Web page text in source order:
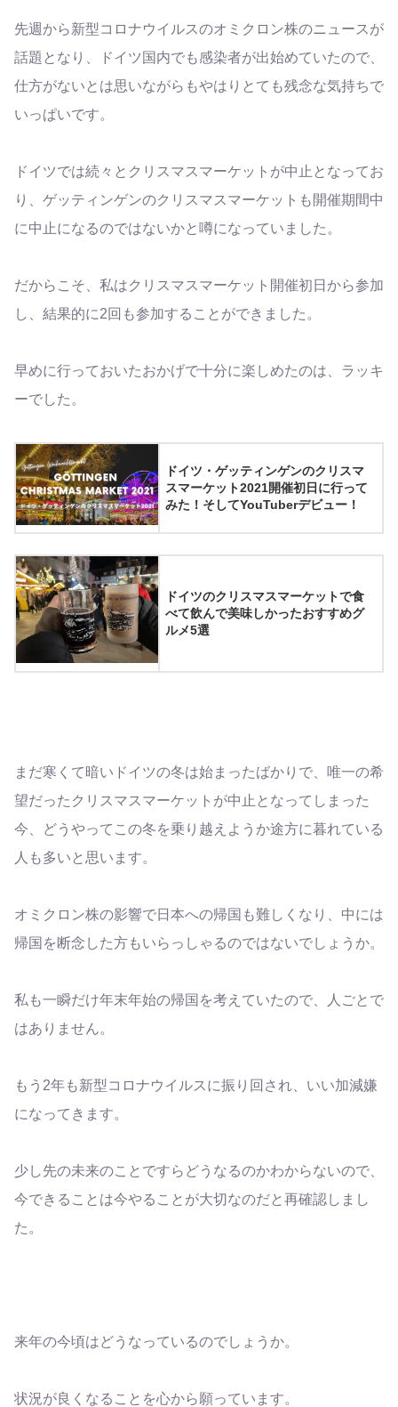
先週から新型コロナウイルスのオミクロン株のニュースが
話題となり、ドイツ国内でも感染者が出始めていたので、
仕方がないとは思いながらもやはりとても残念な気持ちで
いっぱいです。
ドイツでは続々とクリスマスマーケットが中止となってお
り、ゲッティンゲンのクリスマスマーケットも開催期間中
に中止になるのではないかと噂になっていました。
だからこそ、私はクリスマスマーケット開催初日から参加
し、結果的に2回も参加することができました。
早めに行っておいたおかげで十分に楽しめたのは、ラッキ
ーでした。
ドイツ・ゲッティンゲンのクリスマ
スマーケット2021開催初日に行って
みた！そしてYouTuberデビュー！
ドイツのクリスマスマーケットで食
べて飲んで美味しかったおすすめグ
ルメ5選
まだ寒くて暗いドイツの冬は始まったばかりで、唯一の希
望だったクリスマスマーケットが中止となってしまった
今、どうやってこの冬を乗り越えようか途方に暮れている
人も多いと思います。
オミクロン株の影響で日本への帰国も難しくなり、中には
帰国を断念した方もいらっしゃるのではないでしょうか。
私も一瞬だけ年末年始の帰国を考えていたので、人ごとで
はありません。
もう2年も新型コロナウイルスに振り回され、いい加減嫌
になってきます。
少し先の未来のことですらどうなるのかわからないので、
今できることは今やることが大切なのだと再確認しまし
た。
来年の今頃はどうなっているのでしょうか。
状況が良くなることを心から願っています。